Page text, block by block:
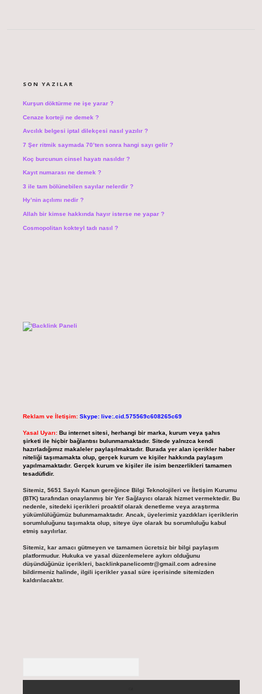
SON YAZILAR
Kurşun döktürme ne işe yarar ?
Cenaze korteji ne demek ?
Avcılık belgesi iptal dilekçesi nasıl yazılır ?
7 Şer ritmik saymada 70’ten sonra hangi sayı gelir ?
Koç burcunun cinsel hayatı nasıldır ?
Kayıt numarası ne demek ?
3 ile tam bölünebilen sayılar nelerdir ?
Hy’nin açılımı nedir ?
Allah bir kimse hakkında hayır isterse ne yapar ?
Cosmopolitan kokteyl tadı nasıl ?
Reklam ve İletişim: Skype: live:.cid.575569c608265c69
Yasal Uyarı: Bu internet sitesi, herhangi bir marka, kurum veya şahıs
şirketi ile hiçbir bağlantısı bulunmamaktadır. Sitede yalnızca kendi
hazırladığımız makaleler paylaşılmaktadır. Burada yer alan içerikler haber
niteliği taşımamakta olup, gerçek kurum ve kişiler hakkında paylaşım
yapılmamaktadır. Gerçek kurum ve kişiler ile isim benzerlikleri tamamen
tesadüfidir.
Sitemiz, 5651 Sayılı Kanun gereğince Bilgi Teknolojileri ve İletişim Kurumu
(BTK) tarafından onaylanmış bir Yer Sağlayıcı olarak hizmet vermektedir. Bu
nedenle, sitedeki içerikleri proaktif olarak denetleme veya araştırma
yükümlülüğümüz bulunmamaktadır. Ancak, üyelerimiz yazdıkları içeriklerin
sorumluluğunu taşımakta olup, siteye üye olarak bu sorumluluğu kabul
etmiş sayılırlar.
Sitemiz, kar amacı gütmeyen ve tamamen ücretsiz bir bilgi paylaşım
platformudur. Hukuka ve yasal düzenlemelere aykırı olduğunu
düşündüğünüz içerikleri, backlinkpanelicomtr@gmail.comadresine
bildirmeniz halinde, ilgili içerikler yasal süre içerisinde sitemizden
kaldırılacaktır.